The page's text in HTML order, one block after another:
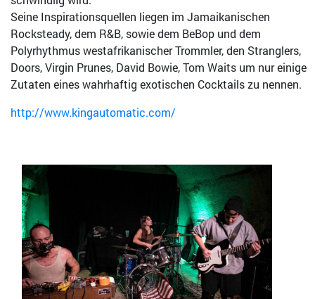
Seine Inspirationsquellen liegen im Jamaikanischen
Rocksteady, dem R&B, sowie dem BeBop und dem
Polyrhythmus westafrikanischer Trommler, den Stranglers,
Doors, Virgin Prunes, David Bowie, Tom Waits um nur einige
Zutaten eines wahrhaftig exotischen Cocktails zu nennen.
http://www.kingautomatic.com/
Bild